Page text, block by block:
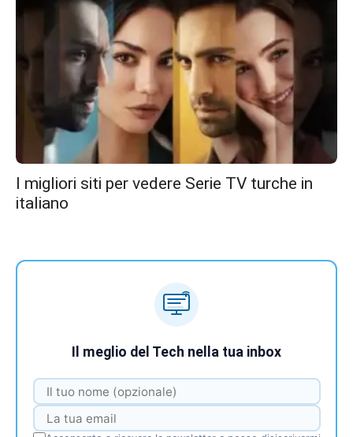
I migliori siti per vedere Serie TV turche in
italiano
Il meglio del Tech nella tua inbox